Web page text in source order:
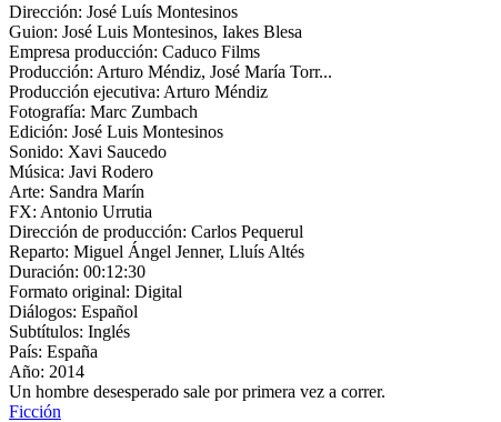
Dirección: José Luís Montesinos
Guion: José Luis Montesinos, Iakes Blesa
Empresa producción: Caduco Films
Producción: Arturo Méndiz, José María Torr...
Producción ejecutiva: Arturo Méndiz
Fotografía: Marc Zumbach
Edición: José Luis Montesinos
Sonido: Xavi Saucedo
Música: Javi Rodero
Arte: Sandra Marín
FX: Antonio Urrutia
Dirección de producción: Carlos Pequerul
Reparto: Miguel Ángel Jenner, Lluís Altés
Duración: 00:12:30
Formato original: Digital
Diálogos: Español
Subtítulos: Inglés
País: España
Año: 2014
Un hombre desesperado sale por primera vez a correr.
Ficción